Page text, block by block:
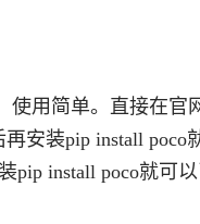
使用简单。直接在官
安装pip install poco
pip install poco就可